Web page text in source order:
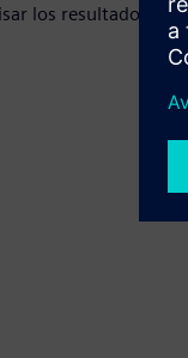
los resultados sin